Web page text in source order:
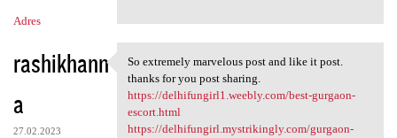
Adres
rashikhann
a
27.02.2023
So extremely marvelous post
So extremely marvelous post and like it post.
thanks for you post sharing.
https://delhifungirl1.weebly.com/best-gurgaon-
escort.html
https://delhifungirl.mystrikingly.com/gurgaon-